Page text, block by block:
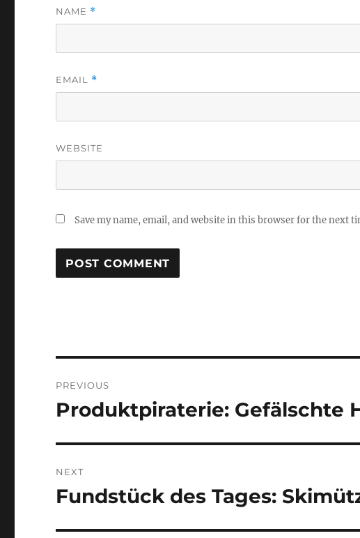
NAME *
EMAIL *
WEBSITE
Save my name, email, and website in this browser for the next
navigation
PREVIOUS
Previous
Produktpiraterie: Gefälschte
NEXT
Next
Fundstück des Tages: